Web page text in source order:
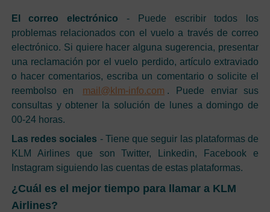
El correo electrónico - Puede escribir todos los
problemas relacionados con el vuelo a través de correo
electrónico. Si quiere hacer alguna sugerencia, presentar
una reclamación por el vuelo perdido, artículo extraviado
o hacer comentarios, escriba un comentario o solicite el
reembolso en
mail@klm-info.com . Puede enviar sus
consultas y obtener la solución de lunes a domingo de
00-24 horas.
Las redes sociales - Tiene que seguir las plataformas de
KLM Airlines que son Twitter, Linkedin, Facebook e
Instagram siguiendo las cuentas de estas plataformas.
¿Cuál es el mejor tiempo para llamar a KLM
Airlines?